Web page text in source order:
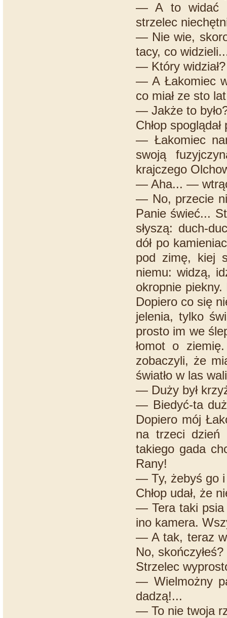
— A to widać
strzelec
— Nie wie,
tacy, co
— Który widział?
— A Łakomiec
co miał ze sto
— Jakże to
Chłop
— Łakomiec
swoją
krajczego
— Aha... —
— No, przecie
Panie świeć...
słyszą: duch-
dół po
pod zimę, kiej
niemu: widzą,
okropnie piekny.
Dopiero co się
jelenia, tylko
prosto im we
łomot o
zobaczyli, że
światło w las
— Duży był
— Biedyć-ta
Dopiero mój
na trzeci dzień
takiego gada
Rany!
— Ty, żebyś go i
Chłop udał, że
— Tera taki psia
ino kamera.
— A tak, teraz
No, skończyłeś?
Strzelec
— Wielmożny
dadzą!...
— To nie twoja